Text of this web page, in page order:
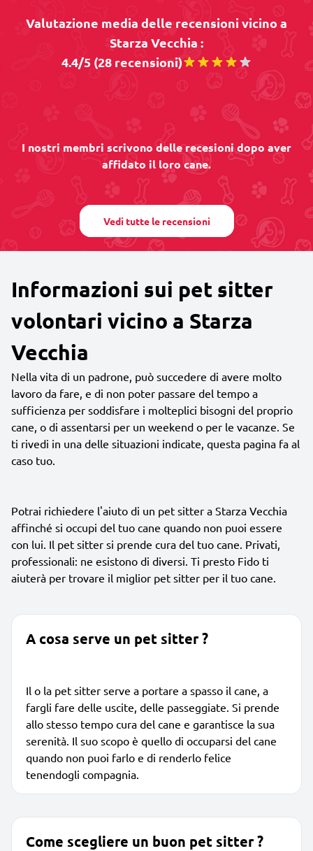
Valutazione media delle recensioni vicino a
Starza Vecchia :
4.4/5 (28 recensioni)
I nostri membri scrivono delle recesioni dopo aver
affidato il loro cane.
Vedi tutte le recensioni
Informazioni sui pet sitter
volontari vicino a Starza
Vecchia
Nella vita di un padrone, può succedere di avere molto
lavoro da fare, e di non poter passare del tempo a
sufficienza per soddisfare i molteplici bisogni del proprio
cane, o di assentarsi per un weekend o per le vacanze. Se
ti rivedi in una delle situazioni indicate, questa pagina fa al
caso tuo.
Potrai richiedere l'aiuto di un pet sitter a Starza Vecchia
affinché si occupi del tuo cane quando non puoi essere
con lui. Il pet sitter si prende cura del tuo cane. Privati,
professionali: ne esistono di diversi. Ti presto Fido ti
aiuterà per trovare il miglior pet sitter per il tuo cane.
A cosa serve un pet sitter ?
Il o la pet sitter serve a portare a spasso il cane, a
fargli fare delle uscite, delle passeggiate. Si prende
allo stesso tempo cura del cane e garantisce la sua
serenità. Il suo scopo è quello di occuparsi del cane
quando non puoi farlo e di renderlo felice
tenendogli compagnia.
Come scegliere un buon pet sitter ?